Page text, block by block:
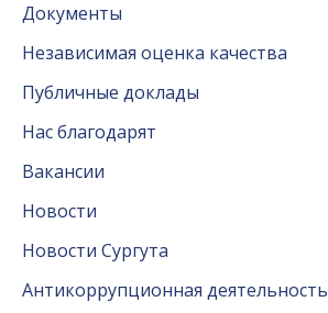
Документы
Независимая оценка качества
Публичные доклады
Нас благодарят
Вакансии
Новости
Новости Сургута
Антикоррупционная деятельность